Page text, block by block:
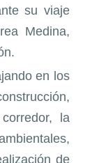
su viaje
Medina,
en los
la
de